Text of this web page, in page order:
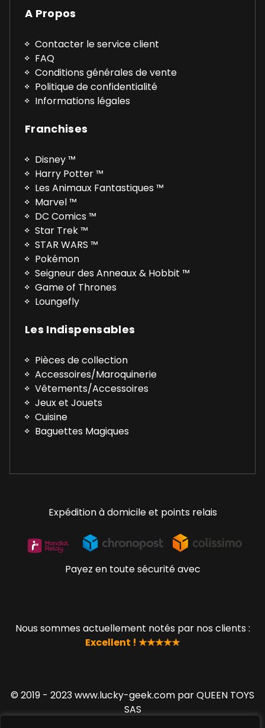
A Propos
Contacter le service client
FAQ
Conditions générales de vente
Politique de confidentialité
Informations légales
Franchises
Disney ™
Harry Potter ™
Les Animaux Fantastiques ™
Marvel ™
DC Comics ™
Star Trek ™
STAR WARS ™
Pokémon
Seigneur des Anneaux & Hobbit ™
Game of Thrones
Loungefly
Les Indispensables
Pièces de collection
Accessoires/Maroquinerie
Vêtements/Accessoires
Jeux et Jouets
Cuisine
Baguettes Magiques
Expédition à domicile et points relais
Payez en toute sécurité avec
Nous sommes actuellement notés par nos clients :
Excellent ! ★★★★★
© 2019 - 2023 www.lucky-geek.com par QUEEN TOYS
SAS